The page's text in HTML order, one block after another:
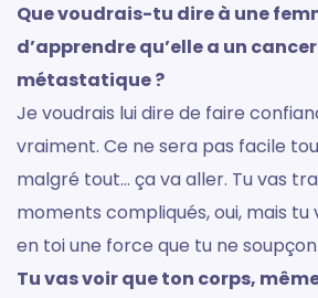
Que voudrais-tu dire à une
d’apprendre qu’elle a un
métastatique ?
Je voudrais lui dire de faire
vraiment. Ce ne sera pas facile
malgré tout… ça va aller. Tu vas
moments compliqués, oui, mais tu
en toi une force que tu ne
Tu vas voir que ton corps,